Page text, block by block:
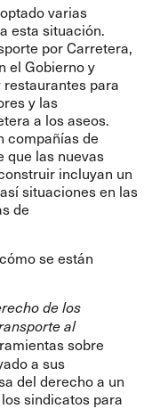
varias
esta situación.
por Carretera,
el Gobierno y
para
y las
a los aseos.
compañías de
que las nuevas
incluyan un
situaciones en las
de
se están
de los
al
sobre
a sus
del derecho a un
sindicatos para